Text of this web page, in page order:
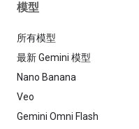
模型
所有模型
最新 Gemini 模型
Nano Banana
Veo
Gemini Omni Flash